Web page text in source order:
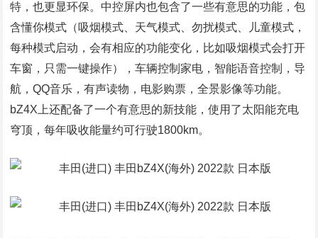
特，也更显环保。中控屏内也包含了一些有意思的功能，包
含懂你模式（吸烟模式、天气模式、勿扰模式、儿童模式，
每种模式启动，会有相应的功能变化，比如吸烟模式会打开
车窗，只需一键操作），车辆控制家电，智能语音控制，导
航，QQ音乐，有声读物，电影购票，全景影像等功能。
bZ4X上还配备了一个有意思的新技能，使用了太阳能充电
穹顶，每年吸收能量约可行驶1800km。